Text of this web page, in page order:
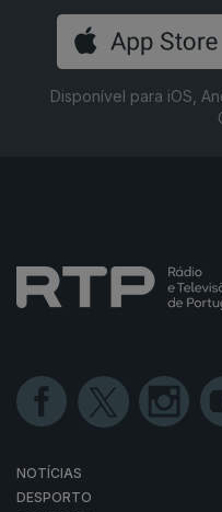
Disponível para iOS,
NOTÍCIAS
DESPORTO